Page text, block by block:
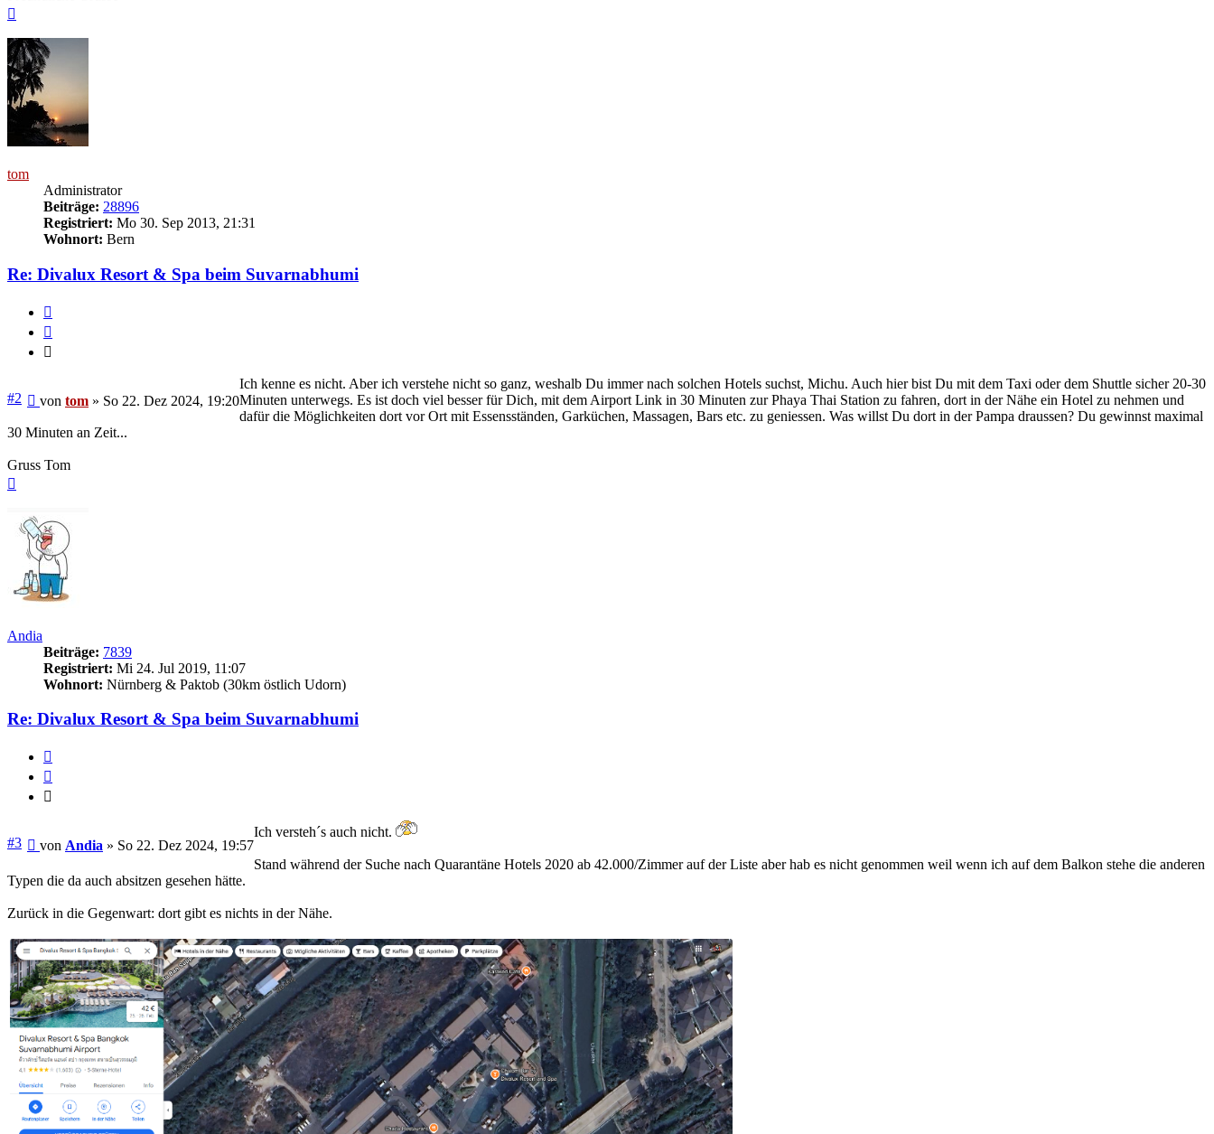
tom
Administrator
Beiträge: 28896
Registriert: Mo 30. Sep 2013, 21:31
Wohnort: Bern
Re: Divalux Resort & Spa beim Suvarnabhumi
#2 Beitrag
von tom » So 22. Dez 2024, 19:20
Ich kenne es nicht. Aber ich verstehe nicht so ganz, weshalb Du immer nach solchen Hotels suchst, Michu. Auch hier bist Du mit dem Taxi oder dem Shuttle sicher 20-30
Minuten unterwegs. Es ist doch viel besser für Dich, mit dem Airport Link in 30 Minuten zur Phaya Thai Station zu fahren, dort in der Nähe ein Hotel zu nehmen und
dafür die Möglichkeiten dort vor Ort mit Essensständen, Garküchen, Massagen, Bars etc. zu geniessen. Was willst Du dort in der Pampa draussen? Du gewinnst maximal
30 Minuten an Zeit...
Gruss Tom
Andia
Beiträge: 7839
Registriert: Mi 24. Jul 2019, 11:07
Wohnort: Nürnberg & Paktob (30km östlich Udorn)
Re: Divalux Resort & Spa beim Suvarnabhumi
#3 Beitrag
von Andia » So 22. Dez 2024, 19:57
Ich versteh´s auch nicht.
Stand während der Suche nach Quarantäne Hotels 2020 ab 42.000/Zimmer auf der Liste aber hab es nicht genommen weil wenn ich auf dem Balkon stehe die anderen
Typen die da auch absitzen gesehen hätte.
Zurück in die Gegenwart: dort gibt es nichts in der Nähe.